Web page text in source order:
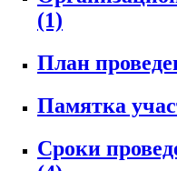
(1)
План
Памятка
Сроки